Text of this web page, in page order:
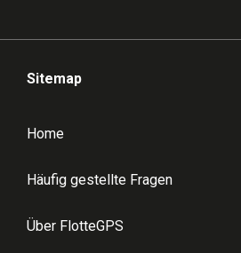
Sitemap
Home
Häufig gestellte Fragen
Über FlotteGPS